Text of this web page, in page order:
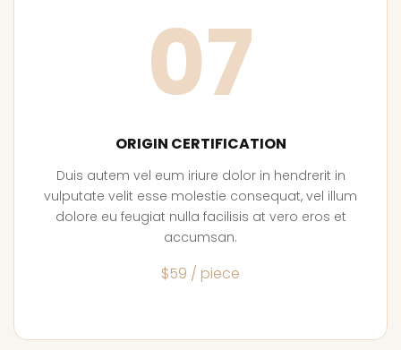
07
ORIGIN CERTIFICATION
Duis autem vel eum iriure dolor in hendrerit in
vulputate velit esse molestie consequat, vel illum
dolore eu feugiat nulla facilisis at vero eros et
accumsan.
$59 / piece